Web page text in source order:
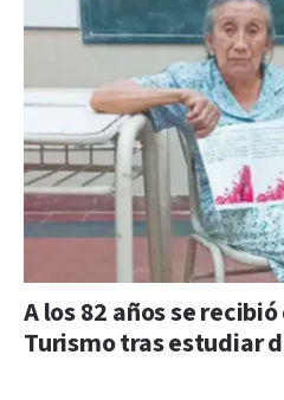
A los 82 años se
Turismo tras estudiar